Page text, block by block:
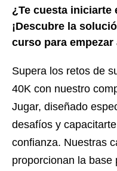
¿Te cuesta iniciarte
¡Descubre la
curso para empezar
Supera los retos de
40K con nuestro
Jugar, diseñado
desafíos y
confianza. Nuestras
proporcionan la base